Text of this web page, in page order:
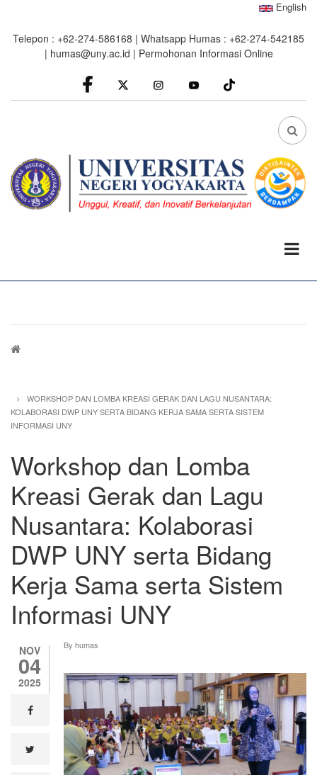
main
English
Telepon : +62-274-586168 | Whatsapp Humas : +62-274-542185
| humas@uny.ac.id | Permohonan Informasi Online
facebook
Instagram youtube
FA
Breadcrumb
WORKSHOP DAN LOMBA KREASI GERAK DAN LAGU NUSANTARA:
KOLABORASI DWP UNY SERTA BIDANG KERJA SAMA SERTA SISTEM
INFORMASI UNY
Workshop dan Lomba
Kreasi Gerak dan Lagu
Nusantara: Kolaborasi
DWP UNY serta Bidang
Kerja Sama serta Sistem
Informasi UNY
NOV
04
2025
0%
read
facebook
By humas